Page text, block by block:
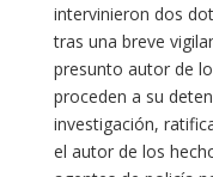
intervinieron dos
tras una breve
presunto autor de
proceden a su
investigación,
el autor de los